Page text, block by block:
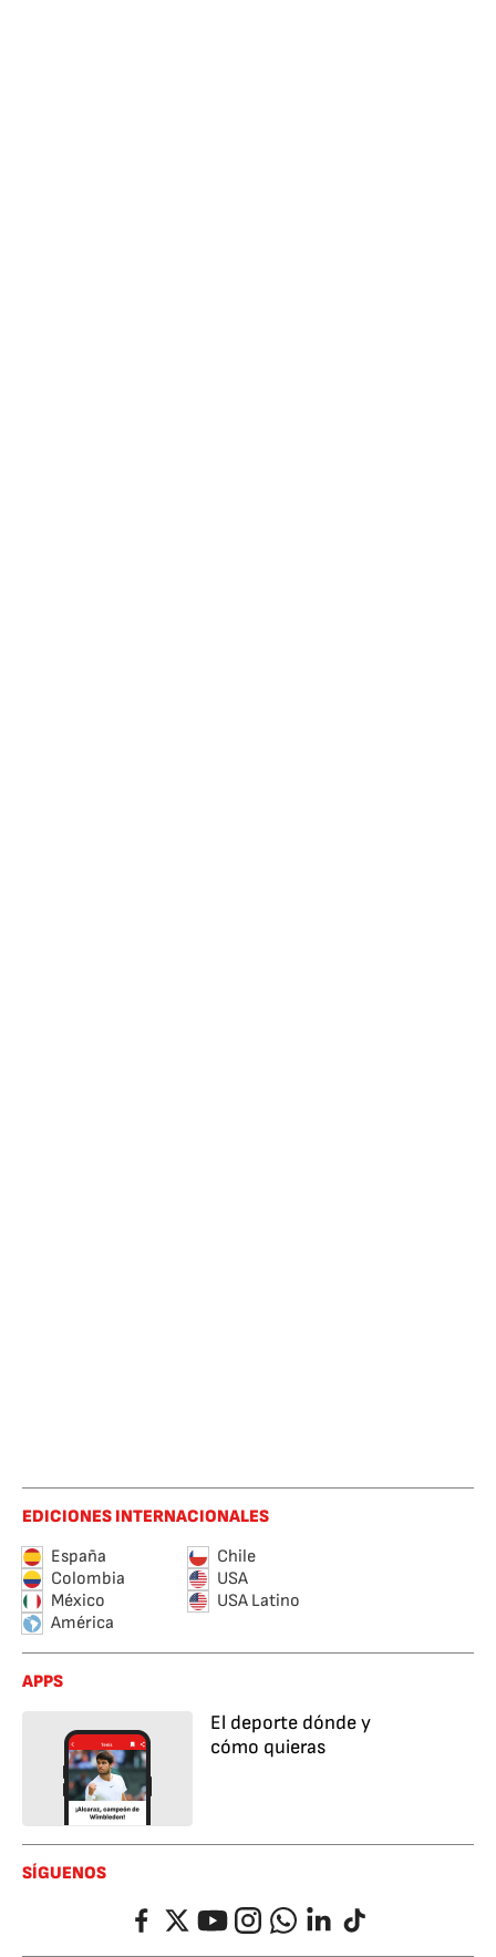
EDICIONES INTERNACIONALES
España
Chile
Colombia
USA
México
USA Latino
América
APPS
El deporte dónde y
cómo quieras
SÍGUENOS
FacebookTwitterYouTubeInstagramWhatsappLinkedIn
TikTok